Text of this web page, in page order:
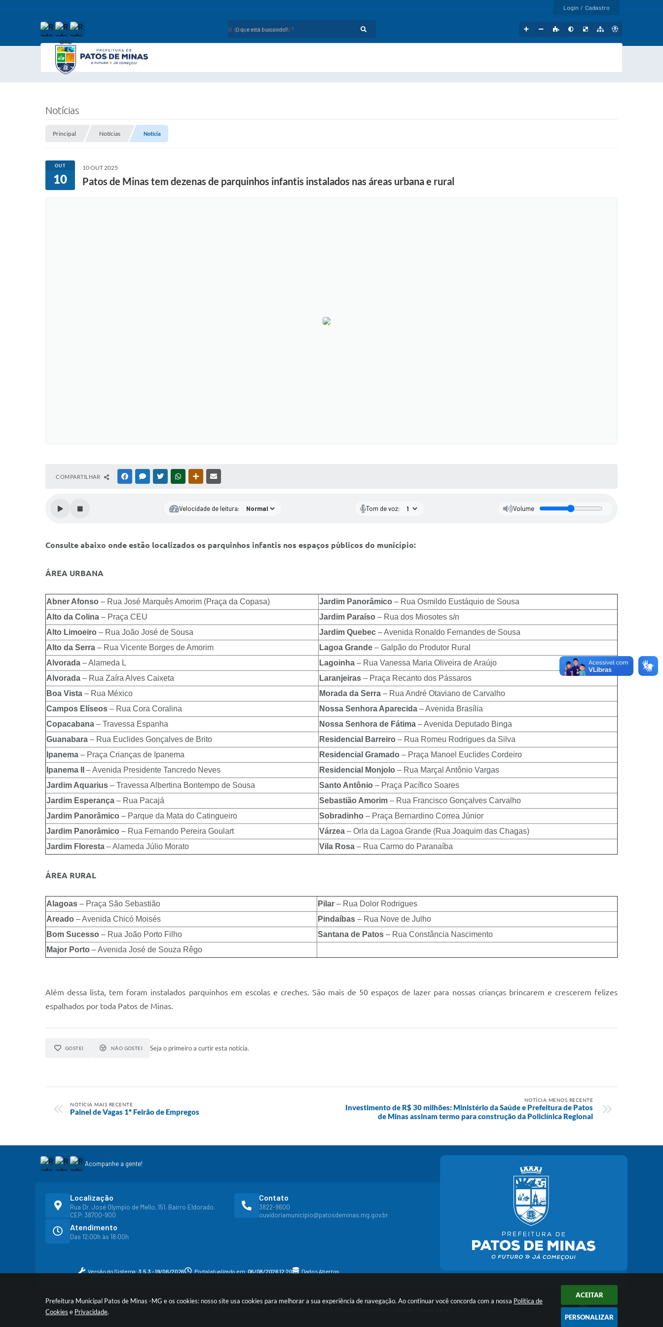
Prefeitura Municipal Patos de Minas -MG e os cookies: nosso site usa cookies para melhorar a sua experiência de navegação. Ao continuar você concorda com a nossa Política de
Cookies e Privacidade.
ACEITAR
PERSONALIZAR
Login / Cadastro
O que está buscando?
Notícias
Principal Notícias Notícia
OUT
10
10 OUT 2025
Patos de Minas tem dezenas de parquinhos infantis instalados nas áreas urbana e rural
COMPARTILHAR FACEBOOKMESSENGER
TWITTERWHATSAPPOUTRAS MÍDIAS
Velocidade de leitura: Tom de voz: Volume
Consulte abaixo onde estão localizados os parquinhos infantis nos espaços públicos do município:
ÁREA URBANA
Abner Afonso – Rua José Marquês Amorim (Praça da Copasa) Jardim Panorâmico – Rua Osmildo Eustáquio de Sousa
Alto da Colina – Praça CEU Jardim Paraíso – Rua dos Miosotes s/n
Alto Limoeiro – Rua João José de Sousa Jardim Quebec – Avenida Ronaldo Fernandes de Sousa
Alto da Serra – Rua Vicente Borges de Amorim Lagoa Grande – Galpão do Produtor Rural
Alvorada – Alameda L Lagoinha – Rua Vanessa Maria Oliveira de Araújo
Alvorada – Rua Zaíra Alves Caixeta Laranjeiras – Praça Recanto dos Pássaros
Boa Vista – Rua México Morada da Serra – Rua André Otaviano de Carvalho
Campos Elíseos – Rua Cora Coralina Nossa Senhora Aparecida – Avenida Brasília
Copacabana – Travessa Espanha Nossa Senhora de Fátima – Avenida Deputado Binga
Guanabara – Rua Euclides Gonçalves de Brito Residencial Barreiro – Rua Romeu Rodrigues da Silva
Ipanema – Praça Crianças de Ipanema Residencial Gramado – Praça Manoel Euclides Cordeiro
Ipanema II
– Avenida Presidente Tancredo Neves Residencial Monjolo – Rua Marçal Antônio Vargas
Jardim Aquarius – Travessa Albertina Bontempo de Sousa Santo Antônio – Praça Pacífico Soares
Jardim Esperança – Rua Pacajá Sebastião Amorim – Rua Francisco Gonçalves Carvalho
Jardim Panorâmico – Parque da Mata do Catingueiro Sobradinho – Praça Bernardino Correa Júnior
Jardim Panorâmico – Rua Fernando Pereira Goulart Várzea – Orla da Lagoa Grande (Rua Joaquim das Chagas)
Jardim Floresta – Alameda Júlio Morato Vila Rosa – Rua Carmo do Paranaíba
ÁREA RURAL
Alagoas – Praça São Sebastião Pilar – Rua Dolor Rodrigues
Areado – Avenida Chicó Moisés Pindaíbas – Rua Nove de Julho
Bom Sucesso – Rua João Porto Filho Santana de Patos – Rua Constância Nascimento
Major Porto – Avenida José de Souza Rêgo
Além dessa lista, tem foram instalados parquinhos em escolas e creches. São mais de 50 espaços de lazer para nossas crianças brincarem e crescerem felizes
espalhados por toda Patos de Minas.
GOSTEI NÃO GOSTEI Seja o primeiro a curtir esta notícia.
NOTÍCIA MAIS RECENTE
Painel de Vagas 1º Feirão de Empregos
NOTÍCIA MENOS RECENTE
Investimento de R$ 30 milhões: Ministério da Saúde e Prefeitura de Patos
de Minas assinam termo para construção da Policlínica Regional
Acompanhe a gente!
Localização
Rua Dr. José Olympio de Mello, 151. Bairro Eldorado.
CEP: 38700-900
Contato
3822-9600
ouvidoriamunicipio@patosdeminas.mg.gov.br
Atendimento
Das 12:00h às 18:00h
Versão do Sistema: 3.5.3 - 19/06/2026 Portal atualizado em: 06/08/2026 12:20 Dados Abertos